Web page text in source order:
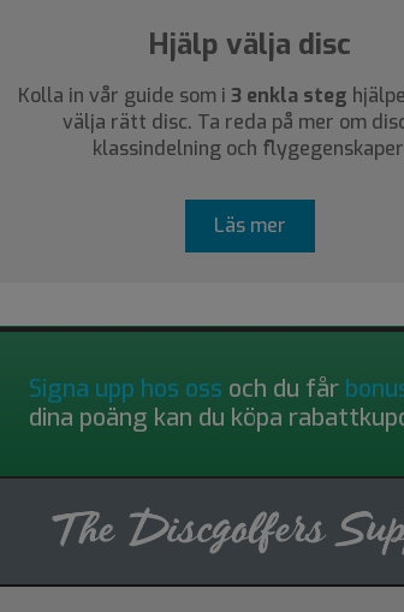
Hjälp välja disc
Kolla in vår guide som i3 enkla steg
välja rätt disc. Ta reda på mer om
klassindelning och
Läs mer
Signa upp hos oss och du får
dina poäng kan du köpa